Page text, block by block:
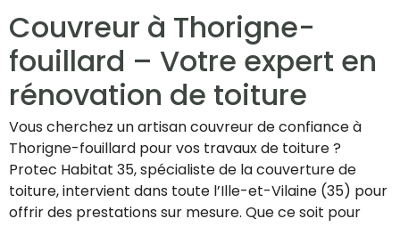
Couvreur à Thorigne-
fouillard – Votre expert en
rénovation de toiture
Vous cherchez un artisan couvreur de confiance à
Thorigne-fouillard pour vos travaux de toiture ?
Protec Habitat 35, spécialiste de la couverture de
toiture, intervient dans toute l’Ille-et-Vilaine (35) pour
offrir des prestations sur mesure. Que ce soit pour